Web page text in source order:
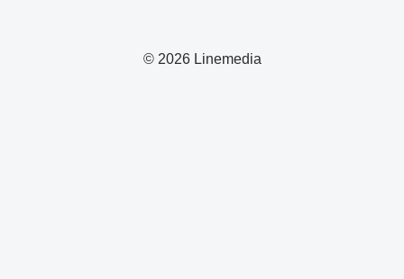
© 2026 Linemedia